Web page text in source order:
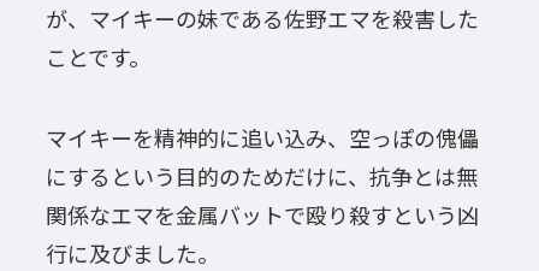
が、マイキーの妹である佐野エマを殺害した
ことです。
マイキーを精神的に追い込み、空っぽの傀儡
にするという目的のためだけに、抗争とは無
関係なエマを金属バットで殴り殺すという凶
行に及びました。